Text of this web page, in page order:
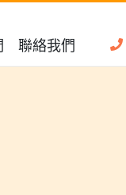
聯絡我們